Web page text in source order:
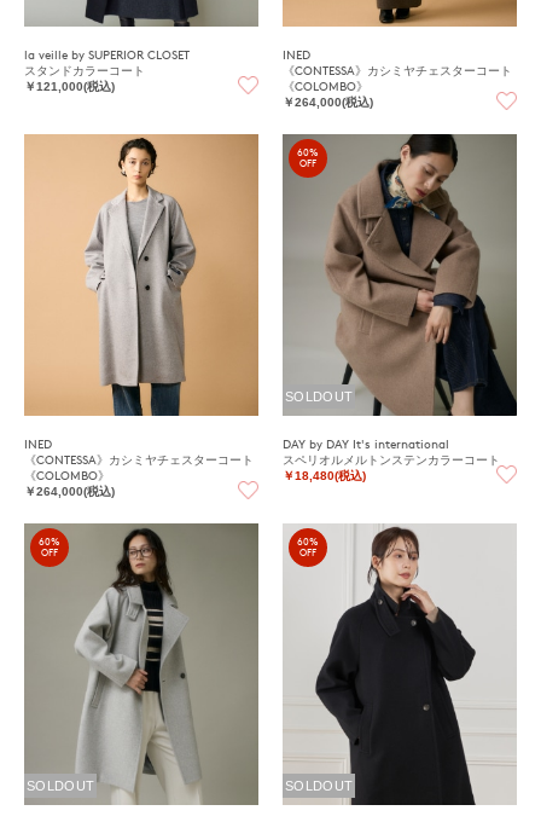
la veille by SUPERIOR CLOSET
スタンドカラーコート
￥121,000(税込)
INED
《CONTESSA》カシミヤチェスターコート
《COLOMBO》
￥264,000(税込)
INED
《CONTESSA》カシミヤチェスターコート
《COLOMBO》
￥264,000(税込)
60%
OFF
SOLDOUT
DAY by DAY It's international
スペリオルメルトンステンカラーコート
￥18,480(税込)
60%
OFF
SOLDOUT
60%
OFF
SOLDOUT